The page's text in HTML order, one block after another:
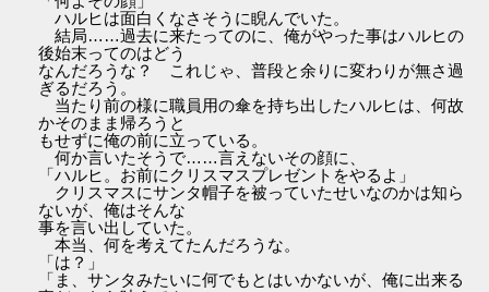
ハルヒは面白くなさそうに睨んでいた。
結局……過去に来たってのに、俺がやった事はハルヒの
後始末ってのはどう
なんだろうな？ これじゃ、普段と余りに変わりが無さ過
ぎるだろう。
当たり前の様に職員用の傘を持ち出したハルヒは、何故
かそのまま帰ろうと
もせずに俺の前に立っている。
何か言いたそうで……言えないその顔に、
「ハルヒ。お前にクリスマスプレゼントをやるよ」
クリスマスにサンタ帽子を被っていたせいなのかは知ら
ないが、俺はそんな
事を言い出していた。
本当、何を考えてたんだろうな。
「は？」
「ま、サンタみたいに何でもとはいかないが、俺に出来る